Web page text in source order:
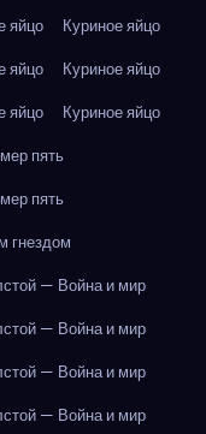
яйцо
Куриное яйцо
яйцо
Куриное яйцо
яйцо
Куриное яйцо
пять
пять
гнездом
— Война и мир
— Война и мир
— Война и мир
— Война и мир